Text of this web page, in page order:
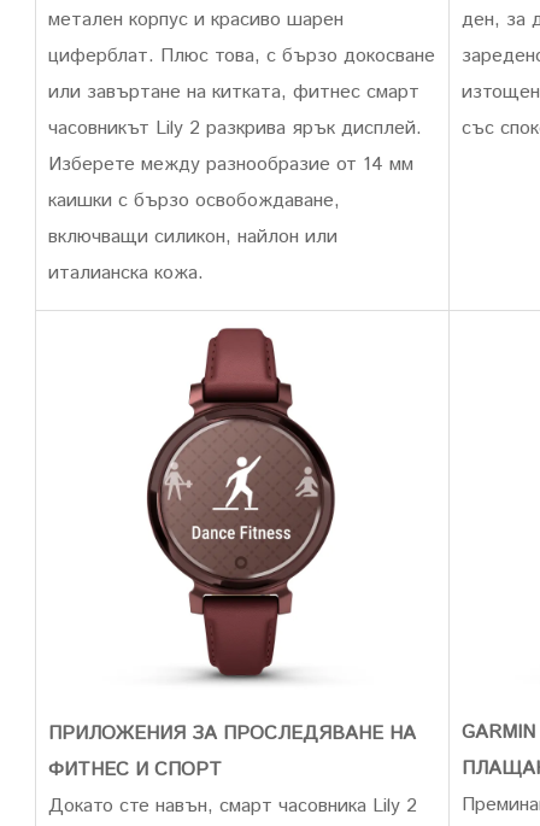
метален корпус и красиво шарен
циферблат. Плюс това, с бързо докосване
или завъртане на китката, фитнес смарт
часовникът Lily 2 разкрива ярък дисплей.
Изберете между разнообразие от 14 мм
каишки с бързо освобождаване,
включващи силикон, найлон или
италианска кожа.
ден, за
със
ПРИЛОЖЕНИЯ ЗА ПРОСЛЕДЯВАНЕ НА
ФИТНЕС И СПОРТ
Докато сте навън, смарт часовника Lily 2